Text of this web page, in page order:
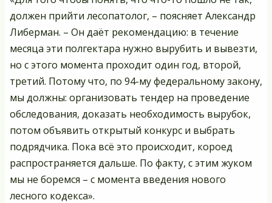
должен прийти лесопатолог, – поясняет Александр
Либерман. – Он даёт рекомендацию: в течение
месяца эти полгектара нужно вырубить и вывезти,
но с этого момента проходит один год, второй,
третий. Потому что, по 94-му федеральному закону,
мы должны: организовать тендер на проведение
обследования, доказать необходимость вырубок,
потом объявить открытый конкурс и выбрать
подрядчика. Пока всё это происходит, короед
распространяется дальше. По факту, с этим жуком
мы не боремся – с момента введения нового
лесного кодекса».